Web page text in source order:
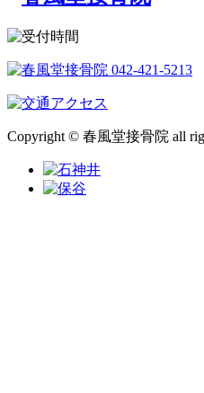
Copyright © 春風堂接骨院 all